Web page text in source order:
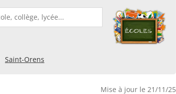
Saint-Orens
Mise à jour le 21/11/25